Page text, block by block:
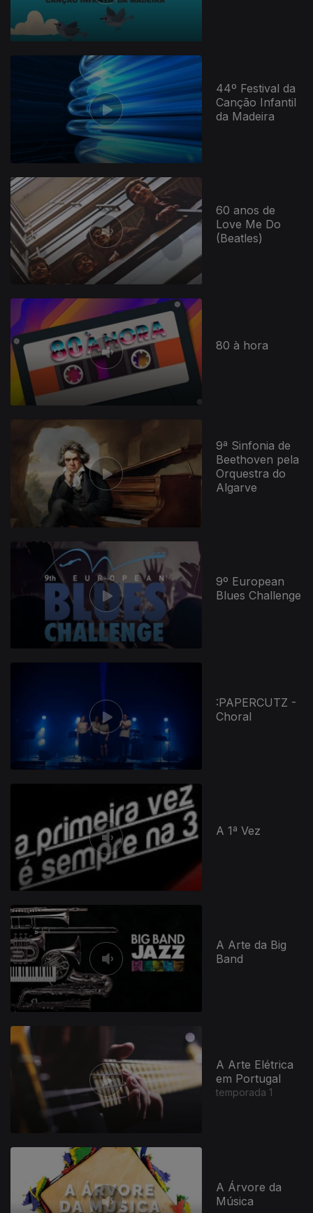
44º Festival da
Canção Infantil
da Madeira
60 anos de
Love Me Do
(Beatles)
80 à hora
9ª Sinfonia de
Beethoven pela
Orquestra do
Algarve
9º European
Blues Challenge
413472
:PAPERCUTZ -
Choral
A 1ª Vez
A Arte da Big
Band
A Arte Elétrica
em Portugal
temporada 1
A Árvore da
Música